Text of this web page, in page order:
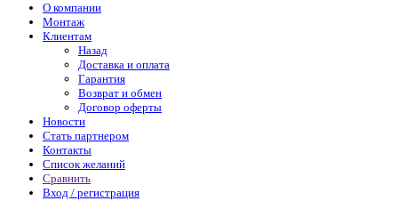
О компании
Монтаж
Клиентам
Назад
Доставка и оплата
Гарантия
Возврат и обмен
Договор оферты
Новости
Стать партнером
Контакты
Список желаний
Сравнить
Вход / регистрация